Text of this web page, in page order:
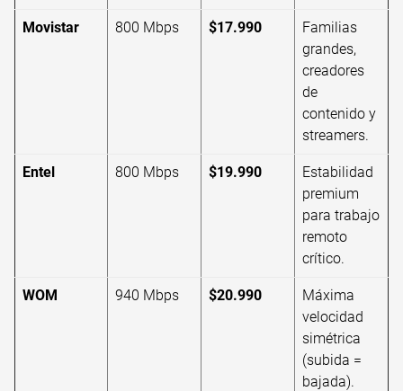
Movistar 800 Mbps $17.990
Familias
grandes,
creadores
de
contenido y
streamers.
Entel 800 Mbps $19.990
Estabilidad
premium
para trabajo
remoto
crítico.
WOM 940 Mbps $20.990
Máxima
velocidad
simétrica
(subida =
bajada).